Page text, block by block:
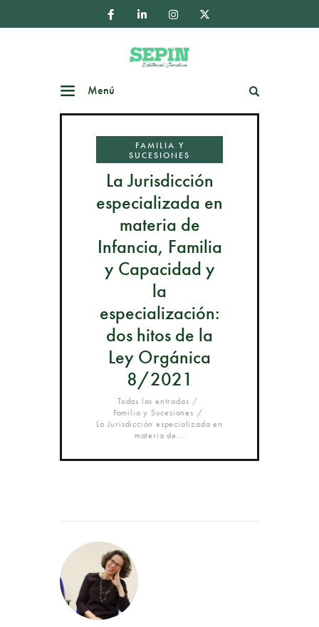
Menú
FAMILIA Y
SUCESIONES
La Jurisdicción
especializada en
materia de
Infancia, Familia
y Capacidad y
la
especialización:
dos hitos de la
Ley Orgánica
8/2021
Todas las entradas
Familia y Sucesiones
La Jurisdicción especializada en
materia de...